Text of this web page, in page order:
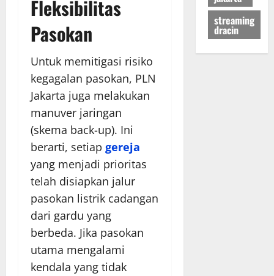
Fleksibilitas
Pasokan
Untuk memitigasi risiko
kegagalan pasokan, PLN
Jakarta juga melakukan
manuver jaringan
(skema back-up). Ini
berarti, setiap gereja
yang menjadi prioritas
telah disiapkan jalur
pasokan listrik cadangan
dari gardu yang
berbeda. Jika pasokan
utama mengalami
kendala yang tidak
streaming
dracin